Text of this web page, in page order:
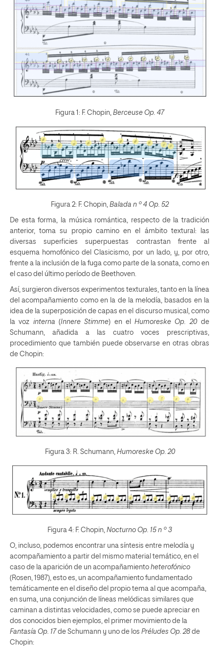
Figura 1: F. Chopin, Berceuse Op. 47
Figura 2: F. Chopin, Balada n º 4 Op. 52
De esta forma, la música romántica, respecto de la tradición
anterior, toma su propio camino en el ámbito textural: las
diversas superficies superpuestas contrastan frente al
esquema homofónico del Clasicismo, por un lado, y, por otro,
frente a la inclusión de la fuga como parte de la sonata, como en
el caso del último período de Beethoven.
Así, surgieron diversos experimentos texturales, tanto en la línea
del acompañamiento como en la de la melodía, basados en la
idea de la superposición de capas en el discurso musical, como
la voz interna (Innere Stimme) en elHumoreske Op. 20de
Schumann, añadida a las cuatro voces prescriptivas,
procedimiento que también puede observarse en otras obras
de Chopin:
Figura 3: R. Schumann, Humoreske Op. 20
Figura 4: F. Chopin, Nocturno Op. 15 n º 3
O, incluso, podemos encontrar una síntesis entre melodía y
acompañamiento a partir del mismo material temático, en el
caso de la aparición de un acompañamiento heterofónico
(Rosen, 1987), esto es, un acompañamiento fundamentado
temáticamente en el diseño del propio tema al que acompaña,
en suma, una conjunción de líneas melódicas similares que
caminan a distintas velocidades, como se puede apreciar en
dos conocidos bien ejemplos, el primer movimiento de la
Fantasía Op. 17 de Schumann y uno de los Préludes Op. 28 de
Chopin: